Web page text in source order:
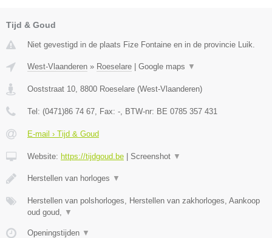
Tijd & Goud
Niet gevestigd in de plaats Fize Fontaine en in de provincie Luik.
West-Vlaanderen » Roeselare | Google maps ▼
Ooststraat 10 8800 Roeselare (West-Vlaanderen)
Tel: (0471)86 74 67 , Fax: - , BTW-nr: BE 0785 357 431
E-mail › Tijd & Goud
Website: https://tijdgoud.be | Screenshot ▼
Herstellen van horloges ▼
Herstellen van polshorloges, Herstellen van zakhorloges, Aankoop
oud goud,
▼
Openingstijden ▼